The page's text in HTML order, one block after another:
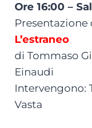
Ore 16:00 –
L’estraneo
di Tommaso
Einaudi
Intervengono:
Vasta